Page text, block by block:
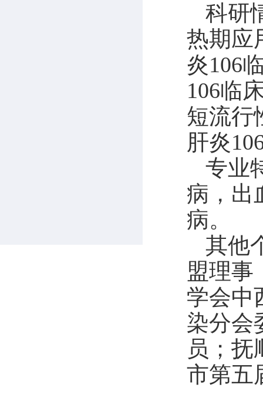
科研
热期应
炎106
106临
短流行
肝炎
专业
病，出
病。
其他
盟理事
学会中
染分会
员；
市第五